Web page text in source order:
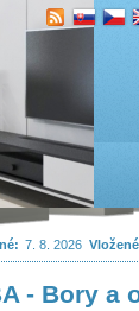
7. 8. 2026
- Bory a